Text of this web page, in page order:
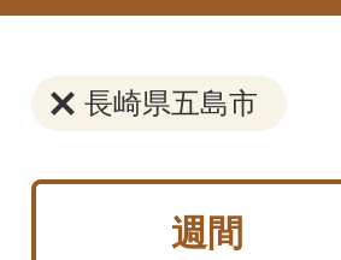
長崎県五島市
週間